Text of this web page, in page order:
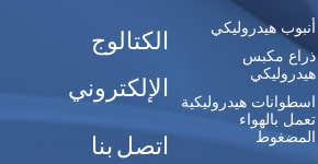
أنبوب هيدروليكي
ذراع مكبس
هيدروليكي
اسطوانات هيدروليكية
تعمل بالهواء
المضغوط
الكتالوج
الإلكتروني
اتصل بنا